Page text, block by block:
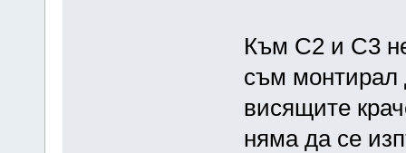
Към C2 и C3
съм монтирал
висящите
няма да се